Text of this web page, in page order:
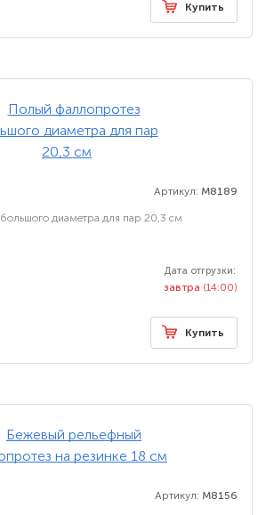
Купить
Артикул: M8189
диаметра для пар 20,3 см
Дата отгрузки:
завтра (14:00)
Купить
Артикул: M8156